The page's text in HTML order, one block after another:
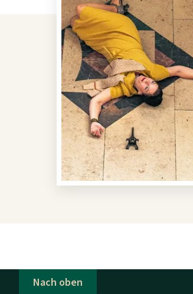
Nach oben